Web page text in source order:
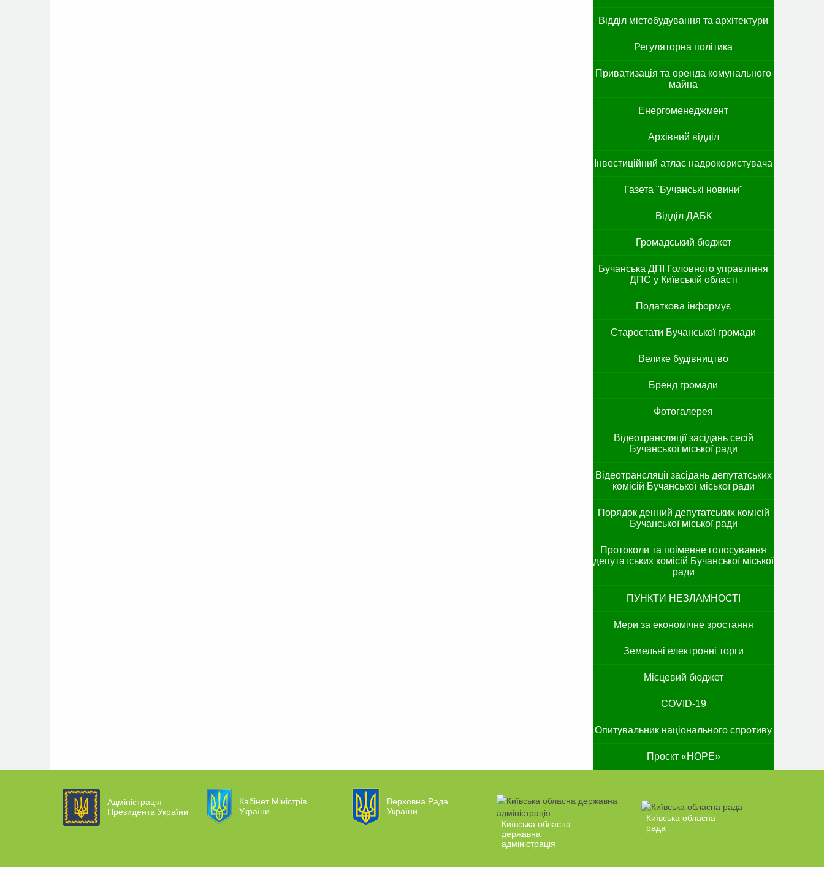
Відділ містобудування та архітектури
Регуляторна політика
Приватизація та оренда комунального
майна
Енергоменеджмент
Архівний відділ
Інвестиційний атлас надрокористувача
Газета "Бучанські новини"
Відділ ДАБК
Громадський бюджет
Бучанська ДПІ Головного управління
ДПС у Київській області
Податкова інформує
Старостати Бучанської громади
Велике будівництво
Бренд громади
Фотогалерея
Відеотрансляції засідань сесій
Бучанської міської ради
Відеотрансляції засідань депутатських
комісій Бучанської міської ради
Порядок денний депутатських комісій
Бучанської міської ради
Протоколи та поіменне голосування
депутатських комісій Бучанської міської
ради
ПУНКТИ НЕЗЛАМНОСТІ
Мери за економічне зростання
Земельні електронні торги
Місцевий бюджет
COVID-19
Опитувальник національного спротиву
Проєкт «HOPE»
Адміністрація
Президента України
Кабінет Міністрів
України
Верховна Рада
України
Київська обласна
державна
адміністрація
Київська обласна
рада